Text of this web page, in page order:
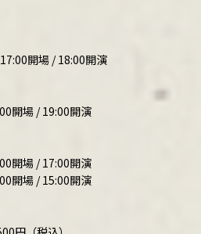
開場 / 18:00開演
開場 / 19:00開演
開場 / 17:00開演
開場 / 15:00開演